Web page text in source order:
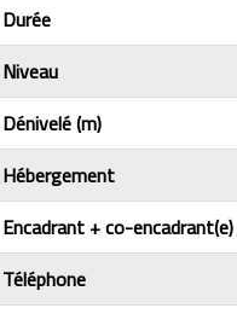
Durée
Niveau
Dénivelé (m)
Hébergement
Encadrant + co-encadrant(e)
Téléphone